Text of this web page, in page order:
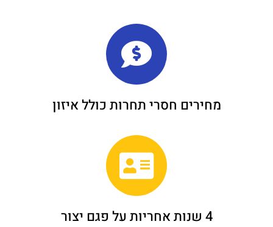
מחירים חסרי תחרות כולל איזון
4 שנות אחריות על פגם יצור